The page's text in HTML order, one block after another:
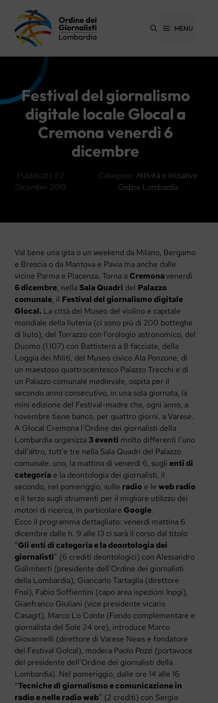
contenuto
MENU
Festival del giornalismo
digitale locale Glocal a
Cremona venerdì 6
dicembre
Pubblicato il 2
Dicembre 2019
Categorie: Attività e Iniziative
Ordine Lombardia
Val bene una gita o un weekend da Milano, Bergamo
e Brescia o da Mantova e Pavia ma anche dalle
vicine Parma e Piacenza. Torna a Cremonavenerdì
6 dicembre, nella Sala Quadri del Palazzo
comunale, il Festival del giornalismo digitale
Glocal. La città del Museo del violino e capitale
mondiale della liuteria (ci sono più di 200 botteghe
di liuto), del Torrazzo con l’orologio astronomico, del
Duomo (1.107) con Battistero a 8 facciate, della
Loggia dei Militi, del Museo civico Ala Ponzone, di
un maestoso quattrocentesco Palazzo Trecchi e di
un Palazzo comunale medievale, ospita per il
secondo anno consecutivo, in una sola giornata, la
mini edizione del Festival-madre che, ogni anno, a
novembre tiene banco, per quattro giorni, a Varese.
A Glocal Cremona l’Ordine dei giornalisti della
Lombardia organizza 3 eventi molto differenti l’uno
dall’altro, tutt’e tre nella Sala Quadri del Palazzo
comunale: uno, la mattina di venerdì 6, sugli enti di
categoria e la deontologia dei giornalisti, il
secondo, nel pomeriggio, sulle radio e le web radio
e il terzo sugli strumenti per il migliore utilizzo dei
motori di ricerca, in particolare Google.
Ecco il programma dettagliato: venerdì mattina 6
dicembre dalle h. 9 alle 13 ci sarà il corso dal titolo
“Gli enti di categoria e la deontologia dei
giornalisti” (6 crediti deontologici) con Alessandro
Galimberti (presidente dell’Ordine dei giornalisti
della Lombardia), Giancarlo Tartaglia (direttore
Fnsi), Fabio Soffientini (capo area ispezioni Inpgi),
Gianfranco Giuliani (vice presidente vicario
Casagit), Marco Lo Conte (Fondo complementare e
giornalista del Sole 24 ore), introduce Marco
Giovannelli (direttore di Varese News e fondatore
del Festival Golcal), modera Paolo Pozzi (portavoce
del presidente dell’Ordine dei giornalisti della
Lombardia). Nel pomeriggio, dalle ore 14 alle 16
“Tecniche di giornalismo e comunicazione in
radio e nelle radio web” (2 crediti) con Sergio